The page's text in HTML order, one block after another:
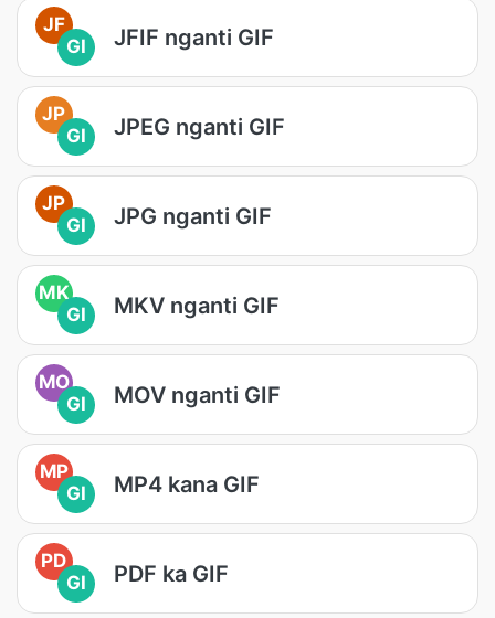
JF
GI
JFIF nganti GIF
JP
GI
JPEG nganti GIF
JP
GI
JPG nganti GIF
MK
GI
MKV nganti GIF
MO
GI
MOV nganti GIF
MP
GI
MP4 kana GIF
PD
GI
PDF ka GIF